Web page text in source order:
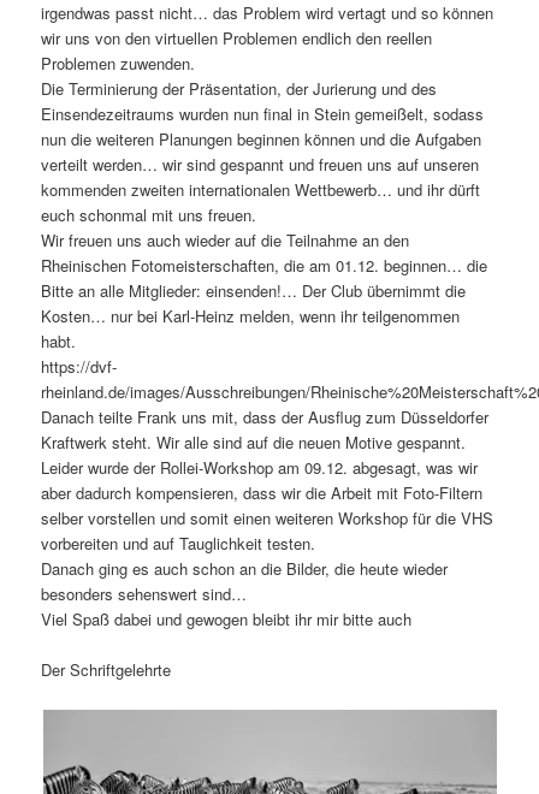
irgendwas passt nicht… das Problem wird vertagt und so können
wir uns von den virtuellen Problemen endlich den reellen
Problemen zuwenden.
Die Terminierung der Präsentation, der Jurierung und des
Einsendezeitraums wurden nun final in Stein gemeißelt, sodass
nun die weiteren Planungen beginnen können und die Aufgaben
verteilt werden… wir sind gespannt und freuen uns auf unseren
kommenden zweiten internationalen Wettbewerb… und ihr dürft
euch schonmal mit uns freuen.
Wir freuen uns auch wieder auf die Teilnahme an den
Rheinischen Fotomeisterschaften, die am 01.12. beginnen… die
Bitte an alle Mitglieder: einsenden!… Der Club übernimmt die
Kosten… nur bei Karl-Heinz melden, wenn ihr teilgenommen
habt.
https://dvf-
rheinland.de/images/Ausschreibungen/
Danach teilte Frank uns mit, dass der Ausflug zum Düsseldorfer
Kraftwerk steht. Wir alle sind auf die neuen Motive gespannt.
Leider wurde der Rollei-Workshop am 09.12. abgesagt, was wir
aber dadurch kompensieren, dass wir die Arbeit mit Foto-Filtern
selber vorstellen und somit einen weiteren Workshop für die VHS
vorbereiten und auf Tauglichkeit testen.
Danach ging es auch schon an die Bilder, die heute wieder
besonders sehenswert sind…
Viel Spaß dabei und gewogen bleibt ihr mir bitte auch
Der Schriftgelehrte